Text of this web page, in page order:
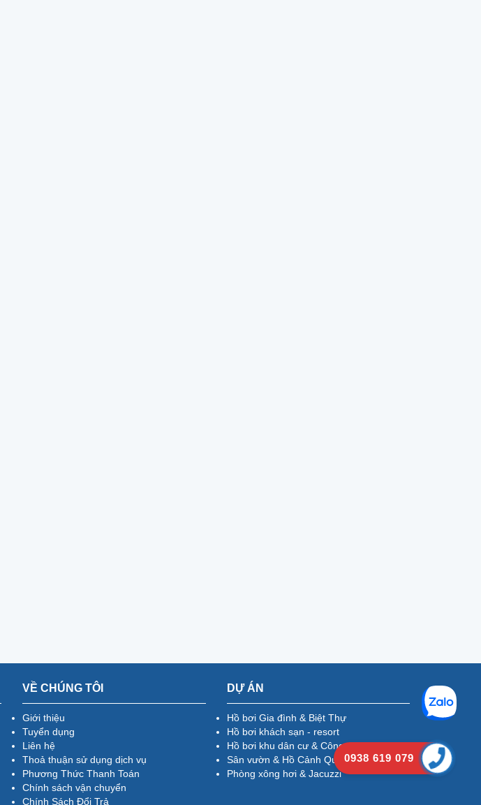
VỀ CHÚNG TÔI
Giới thiệu
Tuyển dụng
Liên hệ
Thoả thuận sử dụng dịch vụ
Phương Thức Thanh Toán
Chính sách vận chuyển
Chính Sách Đổi Trả
DỰ ÁN
Hồ bơi Gia đình & Biệt Thự
Hồ bơi khách sạn - resort
Hồ bơi khu dân cư & Công cộng
Sân vườn & Hồ Cảnh Quan
Phòng xông hơi & Jacuzzi
0938 619 079